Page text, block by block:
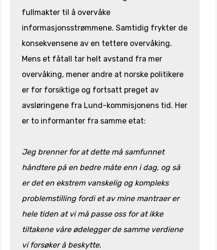
fullmakter til å overvåke
informasjonsstrømmene. Samtidig frykter de
konsekvensene av en tettere overvåking.
Mens et fåtall tar helt avstand fra mer
overvåking, mener andre at norske politikere
er for forsiktige og fortsatt preget av
avsløringene fra Lund-kommisjonens tid. Her
er to informanter fra samme etat:
Jeg brenner for at dette må samfunnet
håndtere på en bedre måte enn i dag, og så
er det en ekstrem vanskelig og kompleks
problemstilling fordi et av mine mantraer er
hele tiden at vi må passe oss for at ikke
tiltakene våre ødelegger de samme verdiene
vi forsøker å beskytte.